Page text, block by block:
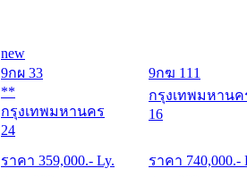
new
9กผ 33
**
กรุงเทพมหานคร
24
ราคา 359,000.- Ly.
9กฆ 111
กรุงเทพมหานค
16
ราคา 740,000.-